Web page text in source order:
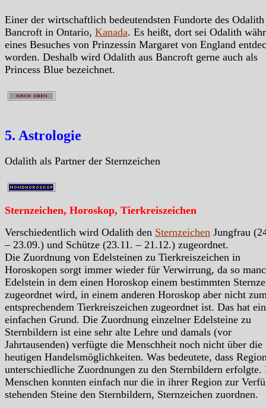
Einer der wirtschaftlich bedeutendsten Fundorte des
Bancroft in Ontario, Kanada. Es heißt, dort sei Odalith
eines Besuches von Prinzessin Margaret von England
worden. Deshalb wird Odalith aus Bancroft gerne auch als
Princess Blue bezeichnet.
5. Astrologie
Odalith als Partner der Sternzeichen
Sternzeichen, Horoskop, Tierkreiszeichen
Verschiedentlich wird Odalith den Sternzeichen Jungfrau
– 23.09.) und Schütze (23.11. – 21.12.) zugeordnet.
Die Zuordnung von Edelsteinen zu Tierkreiszeichen in
Horoskopen sorgt immer wieder für Verwirrung, da so
Edelstein in dem einen Horoskop einem bestimmten
zugeordnet wird, in einem anderen Horoskop aber nicht
entsprechendem Tierkreiszeichen zugeordnet ist. Das hat
einfachen Grund. Die Zuordnung einzelner Edelsteine zu
Sternbildern ist eine sehr alte Lehre und damals (vor
Jahrtausenden) verfügte die Menschheit noch nicht über die
heutigen Handelsmöglichkeiten. Was bedeutete, dass
unterschiedliche Zuordnungen zu den Sternbildern erfolgte.
Menschen konnten einfach nur die in ihrer Region zur
stehenden Steine den Sternbildern, Sternzeichen zuordnen.